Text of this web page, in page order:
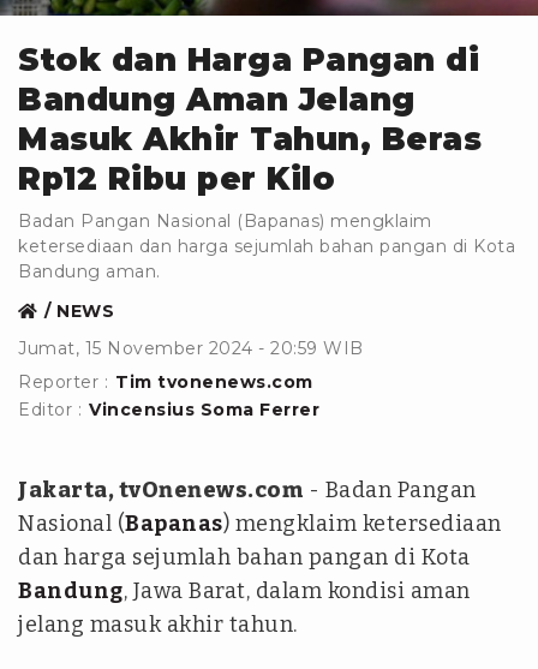
Stok dan Harga Pangan di
Bandung Aman Jelang
Masuk Akhir Tahun, Beras
Rp12 Ribu per Kilo
Badan Pangan Nasional (Bapanas) mengklaim
ketersediaan dan harga sejumlah bahan pangan di Kota
Bandung aman.
NEWS
Jumat, 15 November 2024 - 20:59 WIB
Reporter : Tim tvonenews.com
Editor : Vincensius Soma Ferrer
Jakarta, tvOnenews.com - Badan Pangan
Nasional (Bapanas) mengklaim ketersediaan
dan harga sejumlah bahan pangan di Kota
Bandung, Jawa Barat, dalam kondisi aman
jelang masuk akhir tahun.